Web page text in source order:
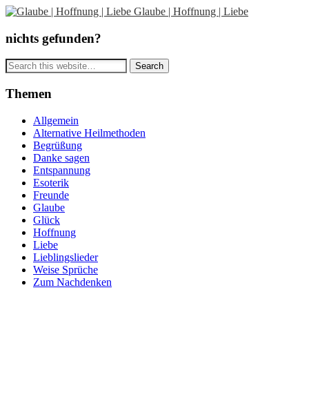
Glaube | Hoffnung | Liebe
nichts gefunden?
Themen
Allgemein
Alternative Heilmethoden
Begrüßung
Danke sagen
Entspannung
Esoterik
Freunde
Glaube
Glück
Hoffnung
Liebe
Lieblingslieder
Weise Sprüche
Zum Nachdenken